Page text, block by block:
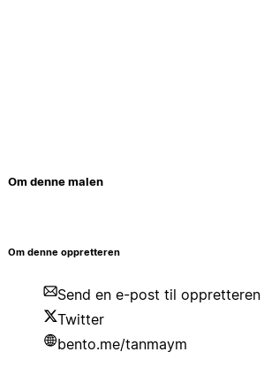
Om denne malen
Om denne oppretteren
Send en e-post til oppretteren
Twitter
bento.me/tanmaym